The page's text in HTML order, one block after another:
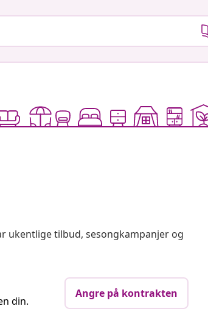
ukentlige tilbud, sesongkampanjer og
din.
Angre på kontrakten